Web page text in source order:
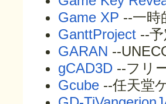
Game XP --一時
GanttProject --
GARAN --
gCAD3D --フリ
Gcube --任天堂